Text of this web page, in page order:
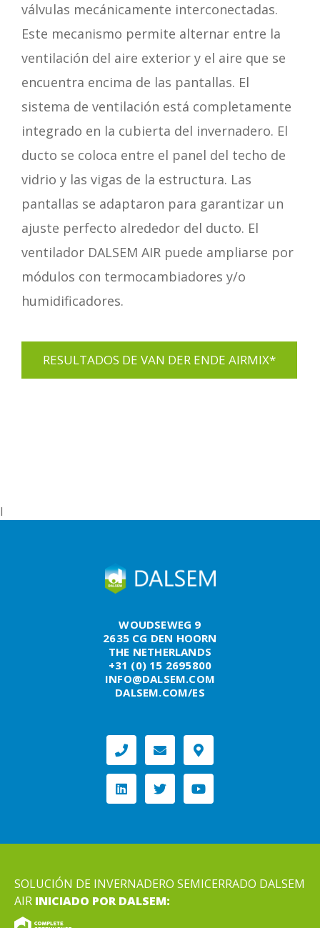
válvulas mecánicamente interconectadas.
Este mecanismo permite alternar entre la
ventilación del aire exterior y el aire que se
encuentra encima de las pantallas. El
sistema de ventilación está completamente
integrado en la cubierta del invernadero. El
ducto se coloca entre el panel del techo de
vidrio y las vigas de la estructura. Las
pantallas se adaptaron para garantizar un
ajuste perfecto alrededor del ducto. El
ventilador DALSEM AIR puede ampliarse por
módulos con termocambiadores y/o
humidificadores.
RESULTADOS DE VAN DER ENDE AIRMIX*
l
WOUDSEWEG 9
2635 CG DEN HOORN
THE NETHERLANDS
+31 (0) 15 2695800
INFO@DALSEM.COM
DALSEM.COM/ES
SOLUCIÓN DE INVERNADERO SEMICERRADO DALSEM
AIR INICIADO POR DALSEM: